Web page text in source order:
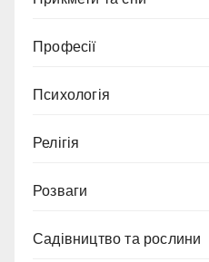
Професії
Психологія
Релігія
Розваги
Садівництво та рослини